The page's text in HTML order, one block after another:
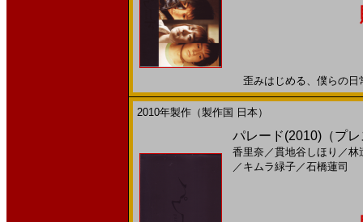
歪みはじめる、僕らの
2010年製作（製作国 日本）
パレード(2010)（プ
香里奈 ／貫地谷しほり ／林
／ キムラ緑子／石橋蓮司